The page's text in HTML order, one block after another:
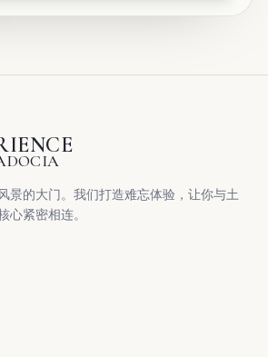
景的大门。我们打造难忘体验，让你与土
心紧密相连。